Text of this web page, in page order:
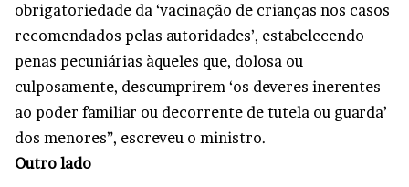
obrigatoriedade da ‘vacinação de crianças nos casos
recomendados pelas autoridades’, estabelecendo
penas pecuniárias àqueles que, dolosa ou
culposamente, descumprirem ‘os deveres inerentes
ao poder familiar ou decorrente de tutela ou guarda’
dos menores”, escreveu o ministro.
Outro lado